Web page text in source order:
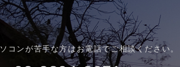
コンが苦手な方はお電話でご相談ください。